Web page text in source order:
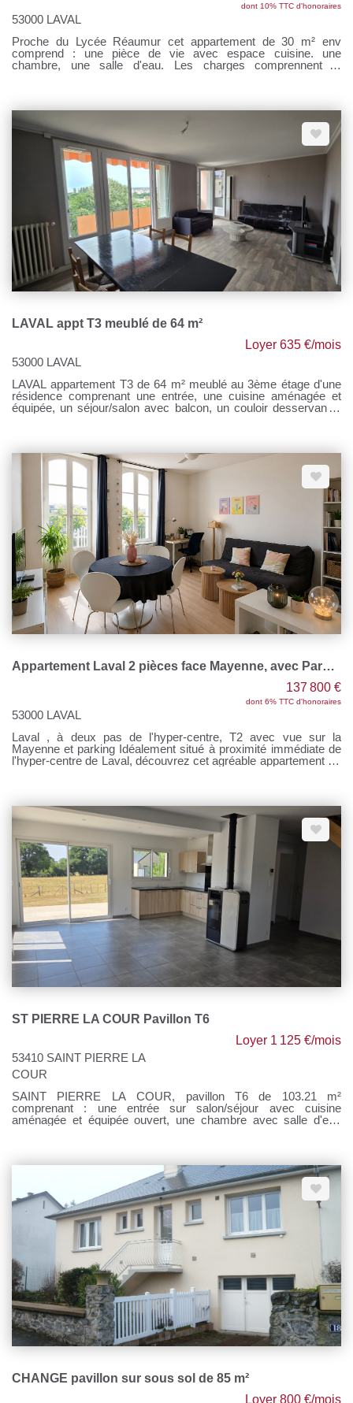
dont 10% TTC d'honoraires
53000 LAVAL
Proche du Lycée Réaumur cet appartement de 30 m² env
comprend : une pièce de vie avec espace cuisine. une
chambre, une salle d'eau. Les charges comprennent la
commercial (EI) RSAC n°103643730
LAVAL appt T3 meublé de 64 m²
Loyer 635 €/mois
53000 LAVAL
LAVAL appartement T3 de 64 m² meublé au 3ème étage d'une
résidence comprenant une entrée, une cuisine aménagée et
équipée, un séjour/salon avec balcon, un couloir desservant 2
locataire 520 € TTC Si vous souhaitez visiter, rendez-vous sur
notre site, cliquer sur l'onglet "Dossier de candidature" afin de
nous transmettre votre dossier par mail.
Appartement Laval 2 pièces face Mayenne, avec Parking privatif
137 800 €
dont 6% TTC d'honoraires
53000 LAVAL
Laval , à deux pas de l'hyper-centre, T2 avec vue sur la
Mayenne et parking Idéalement situé à proximité immédiate de
l'hyper-centre de Laval, découvrez cet agréable appartement T2
ainsi que d'une salle d'eau. Vous profiterez également d'une
place de parking privative, un véritable atout en centre-ville.
Pour tous renseignements, contactez Sandrine DAVENEL au
o7 67 94 90 67 Agent commercial (EI) RSAC n°103643730
ST PIERRE LA COUR Pavillon T6
Loyer 1 125 €/mois
53410 SAINT PIERRE LA
COUR
SAINT PIERRE LA COUR, pavillon T6 de 103.21 m²
comprenant : une entrée sur salon/séjour avec cuisine
aménagée et équipée ouvert, une chambre avec salle d'eau
jardin. Chauffage par poêle à granulés pour le RDC et chauffage
électrique à l'étage; Loyer : 1100 € Provisions sur charges : 25 €
(entretien poêle et chauffe eau thermodynamique) Honoraires à
la charge du locataire : 1100 € TTC Si vous souhaitez visiter,
rendez-vous sur notre site, cliquer sur l'onglet "Dossier de
candidature" afin de nous transmettre votre dossier par mail.
CHANGE pavillon sur sous sol de 85 m²
Loyer 800 €/mois